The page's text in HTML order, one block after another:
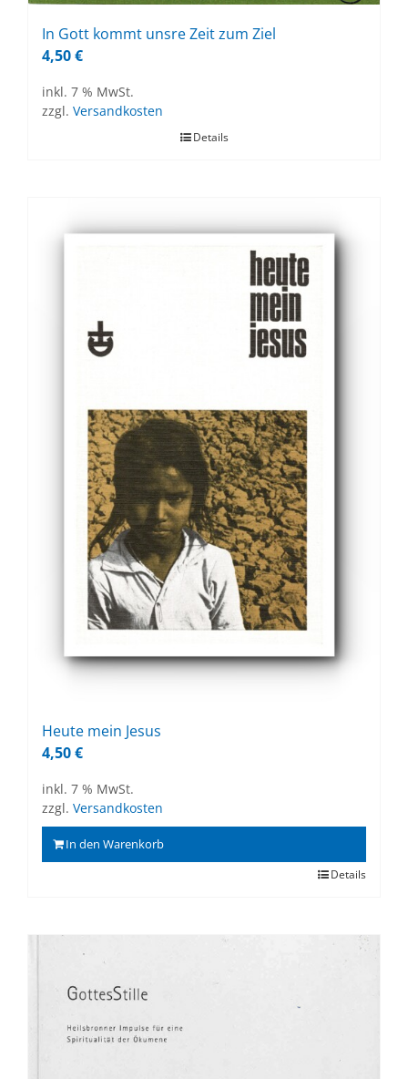
In Gott kommt uns­re Zeit zum Ziel
4,50€
inkl. 7 % MwSt.
zzgl. Versandkosten
Details
Heu­te mein Je­sus
4,50€
inkl. 7 % MwSt.
zzgl. Versandkosten
In den Warenkorb
Details